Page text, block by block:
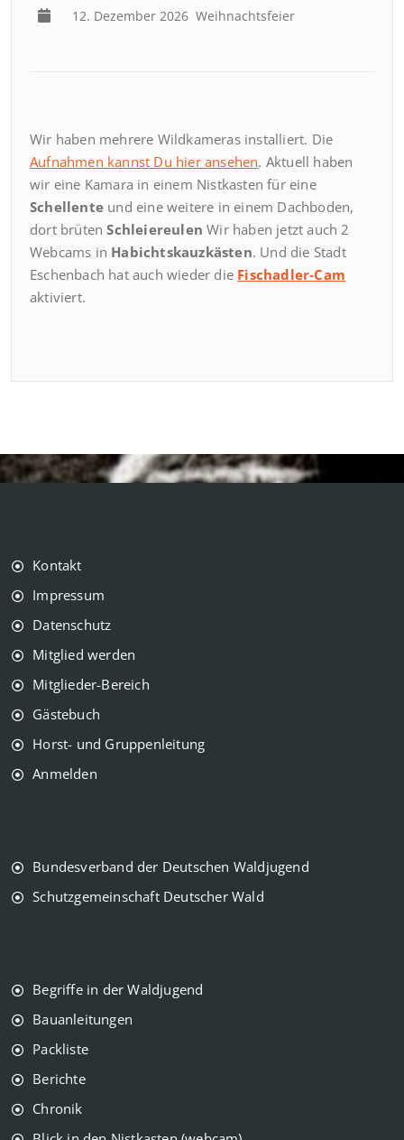
12. Dezember 2026 Weihnachtsfeier
Wir haben mehrere Wildkameras installiert. Die
Aufnahmen kannst Du hier ansehen. Aktuell haben
wir eine Kamara in einem Nistkasten für eine
Schellente und eine weitere in einem Dachboden,
dort brütenSchleiereulen Wir haben jetzt auch 2
Webcams in Habichtskauzkästen. Und die Stadt
Eschenbach hat auch wieder die Fischadler-Cam
aktiviert.
Kontakt
Impressum
Datenschutz
Mitglied werden
Mitglieder-Bereich
Gästebuch
Horst- und Gruppenleitung
Anmelden
Bundesverband der Deutschen Waldjugend
Schutzgemeinschaft Deutscher Wald
Begriffe in der Waldjugend
Bauanleitungen
Packliste
Berichte
Chronik